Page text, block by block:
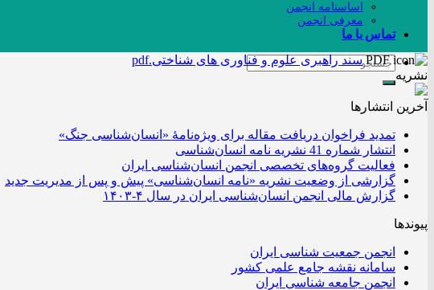
اساسنامه انجمن
معرفی انجمن
تماس با ما
سند راهبری علوم و فناوری های شناختی.pdf
نشریه
آخرین انتشار‌ها
تمدید فراخوان دریافت مقاله برای ویژه‌نامۀ «انسان‌شناسی جنگ»
انتشار شماره 41 نشریه نامه انسان‌شناسی
فعالیت گروه‌های تخصصی انجمن انسان‌شناسی ایران
گزارشی از وضعیت نشریه «نامه انسان‌شناسی» پیش و پس از مدیریت جدید
گزارش مالی انجمن انسان‌شناسی ایران در سال ۴-۱۴۰۳
پیوندها
انجمن جمعیت شناسی ایران
سامانه نقشه جامع علمی کشور
انجمن جامعه شناسی ایران